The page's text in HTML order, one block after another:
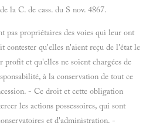
la C. de cass. du S nov. 4867.
pas propriétaires des voies qui leur ont
contester qu'elles n'aient reçu de l'état le
et qu'elles ne soient chargées de
à la conservation de tout ce
- Ce droit et cette obligation
les actions possessoires, qui sont
et d'administration. -